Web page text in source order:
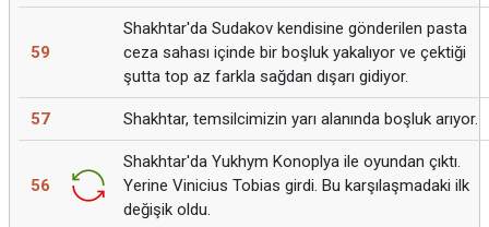
59
Shakhtar'da Sudakov kendisine gönderilen pasta
ceza sahası içinde bir boşluk yakalıyor ve çektiği
şutta top az farkla sağdan dışarı gidiyor.
57 Shakhtar, temsilcimizin yarı alanında boşluk arıyor.
56
Shakhtar'da Yukhym Konoplya ile oyundan çıktı.
Yerine Vinicius Tobias girdi. Bu karşılaşmadaki ilk
değişik oldu.